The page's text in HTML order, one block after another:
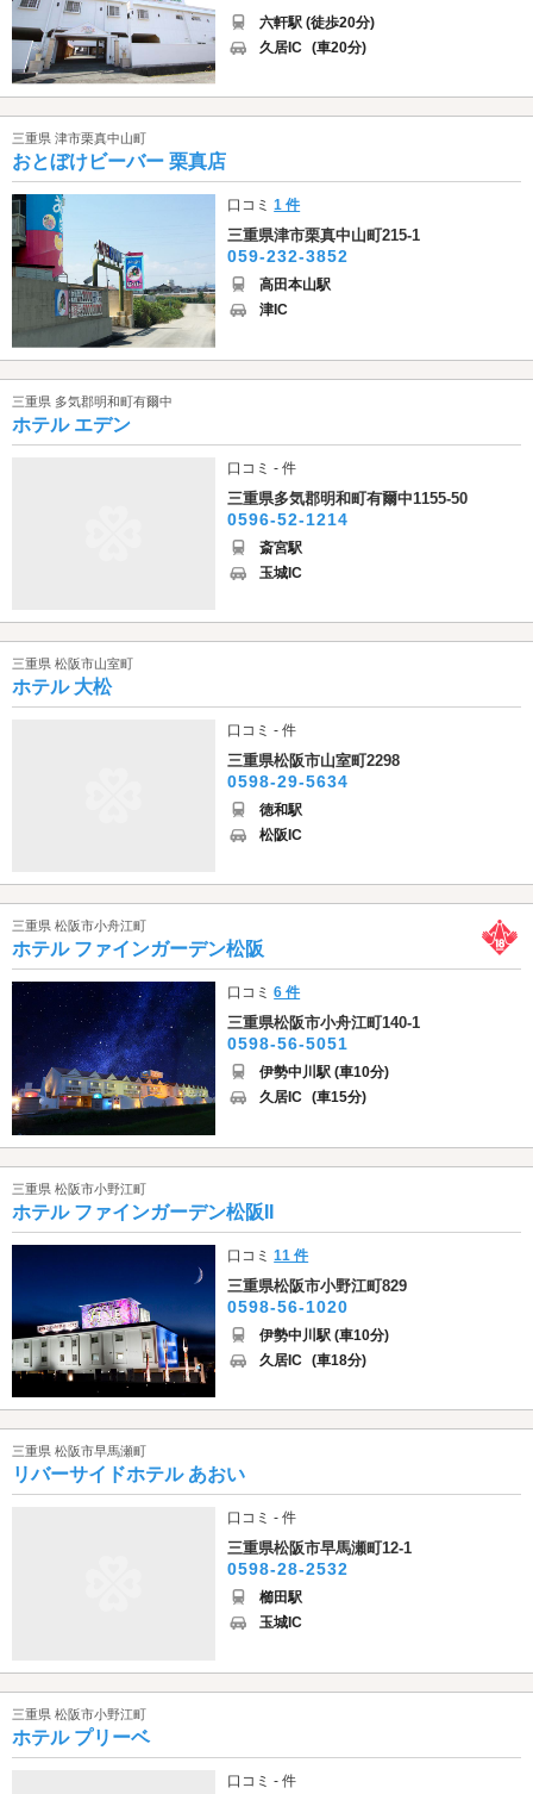
六軒駅 (徒歩20分)
久居IC (車20分)
三重県 津市栗真中山町
おとぼけビーバー 栗真店
口コミ1 件
三重県津市栗真中山町215-1
059-232-3852
高田本山駅
津IC
三重県 多気郡明和町有爾中
ホテル エデン
口コミ - 件
三重県多気郡明和町有爾中1155-50
0596-52-1214
斎宮駅
玉城IC
三重県 松阪市山室町
ホテル 大松
口コミ - 件
三重県松阪市山室町2298
0598-29-5634
徳和駅
松阪IC
三重県 松阪市小舟江町
ホテル ファインガーデン松阪
口コミ6 件
三重県松阪市小舟江町140-1
0598-56-5051
伊勢中川駅 (車10分)
久居IC (車15分)
三重県 松阪市小野江町
ホテル ファインガーデン松阪II
口コミ11 件
三重県松阪市小野江町829
0598-56-1020
伊勢中川駅 (車10分)
久居IC (車18分)
三重県 松阪市早馬瀬町
リバーサイドホテル あおい
口コミ - 件
三重県松阪市早馬瀬町12-1
0598-28-2532
櫛田駅
玉城IC
三重県 松阪市小野江町
ホテル プリーベ
口コミ - 件